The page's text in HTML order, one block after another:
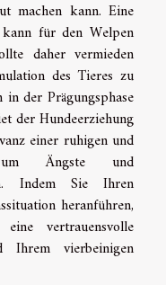
machen kann. Eine
für den Welpen
daher vermieden
des Tieres zu
der Prägungsphase
der Hundeerziehung
einer ruhigen und
um Ängste und
Indem Sie Ihren
heranführen,
vertrauensvolle
Ihrem vierbeinigen